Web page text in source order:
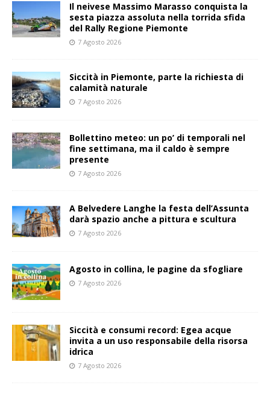
Il neivese Massimo Marasso conquista la
sesta piazza assoluta nella torrida sfida
del Rally Regione Piemonte
7 Agosto 2026
Siccità in Piemonte, parte la richiesta di
calamità naturale
7 Agosto 2026
Bollettino meteo: un po’ di temporali nel
fine settimana, ma il caldo è sempre
presente
7 Agosto 2026
A Belvedere Langhe la festa dell’Assunta
darà spazio anche a pittura e scultura
7 Agosto 2026
Agosto in collina, le pagine da sfogliare
7 Agosto 2026
Siccità e consumi record: Egea acque
invita a un uso responsabile della risorsa
idrica
7 Agosto 2026